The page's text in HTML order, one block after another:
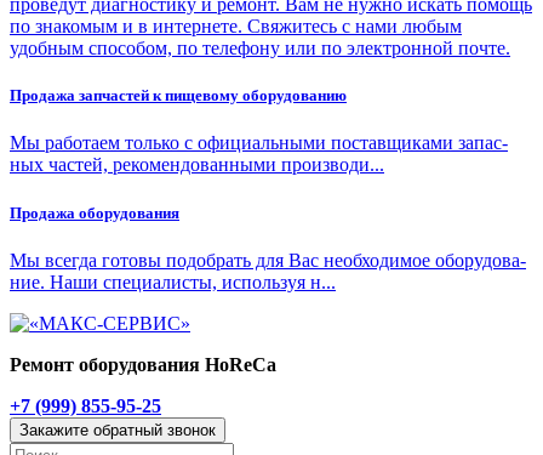
проведут диагностику и ремонт. Вам не нужно искать помощь
по знакомым и в интернете. Свяжитесь с нами любым
удобным способом, по телефону или по электронной почте.
Про­да­жа зап­ча­стей к пи­ще­во­му обо­ру­до­ва­нию
Мы ра­бо­та­ем толь­ко с офи­ци­аль­ны­ми по­став­щи­ка­ми за­пас­
ных ча­стей, ре­ко­мен­до­ван­ны­ми про­из­во­ди...
Про­да­жа обо­ру­до­ва­ния
Мы все­гда го­то­вы по­до­брать для Вас необ­хо­ди­мое обо­ру­до­ва­
ние. На­ши спе­ци­а­ли­сты, ис­поль­зуя н...
Ремонт оборудования HoReCa
+7 (999) 855-95-25
Закажите обратный звонок